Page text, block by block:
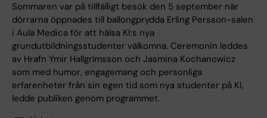
Sommaren var på tillfälligt besök den 5 september när
dörrarna öppnades till ballongprydda Erling Persson-salen
i Aula Medica för att hälsa KI:s nya
grundutbildningsstudenter välkomna. Ceremonin leddes
av Hrafn Ymir Hallgrímsson och Jasmina Kochanowicz
som med humor, engagemang och personliga
erfarenheter från sin egen tid som nya studenter på KI,
ledde publiken genom programmet.